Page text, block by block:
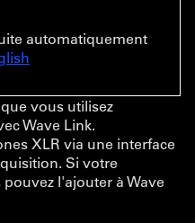
automatiquement
vous utilisez
Wave Link.
XLR via une interface
Si votre
l'ajouter à Wave